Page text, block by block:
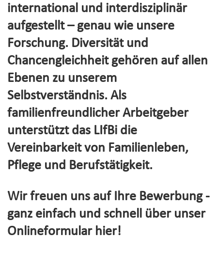
international und interdisziplinär
aufgestellt – genau wie unsere
Forschung. Diversität und
Chancengleichheit gehören auf allen
Ebenen zu unserem
Selbstverständnis. Als
familienfreundlicher Arbeitgeber
unterstützt das LIfBi die
Vereinbarkeit von Familienleben,
Pflege und Berufstätigkeit.
Wir freuen uns auf Ihre Bewerbung -
ganz einfach und schnell über unser
Onlineformular hier!